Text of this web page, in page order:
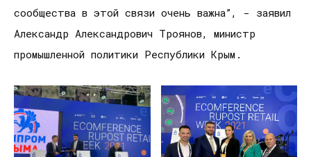
сообщества в этой связи очень важна”, - заявил
Александр Александрович Троянов, министр
промышленной политики Республики Крым.